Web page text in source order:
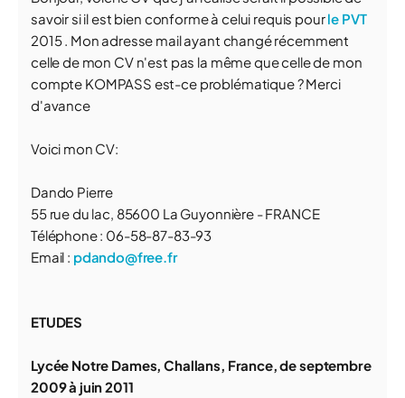
savoir si il est bien conforme à celui requis pourle PVT
2015 . Mon adresse mail ayant changé récemment
celle de mon CV n'est pas la même que celle de mon
compte KOMPASS est-ce problématique ? Merci
d'avance
Voici mon CV:
Dando Pierre
55 rue du lac, 85600 La Guyonnière - FRANCE
Téléphone : 06-58-87-83-93
Email : pdando@free.fr
ETUDES
Lycée Notre Dames, Challans, France, de septembre
2009 à juin 2011